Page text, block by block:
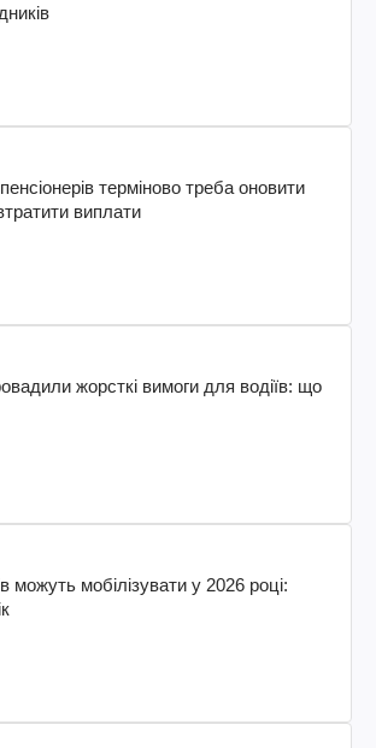
пенсіонерів терміново треба оновити
виплати
жорсткі вимоги для водіїв: що
можуть мобілізувати у 2026 році: